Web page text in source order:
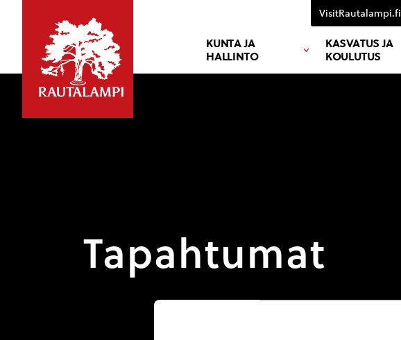
KUNTA JA
HALLINTO
KASVATUS JA
KOULUTUS
VisitRautalampi.fi
Tapahtumat